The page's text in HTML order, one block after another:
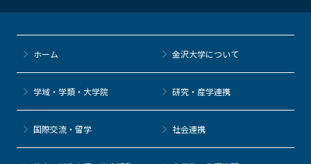
ホーム 金沢大学について
学域・学類・大学院 研究・産学連携
国際交流・留学 社会連携